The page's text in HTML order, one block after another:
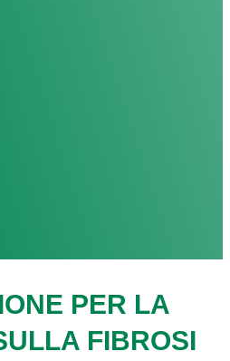
PER LA
FIBROSI